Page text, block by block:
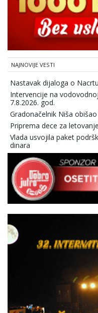
NAJNOVIJE VESTI
Nastavak dijaloga o
Intervencije na
7.8.2026. god.
Gradonačelnik Niša
Priprema dece za letovanje
Vlada usvojila paket
dinara